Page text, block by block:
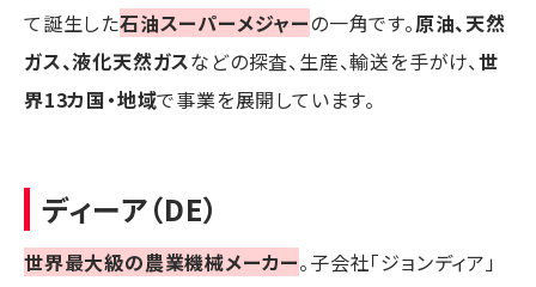
て誕生した石油スーパーメジャーの一角です。原油、天然
ガス、液化天然ガスなどの探査、生産、輸送を手がけ、世
界13カ国・地域で事業を展開しています。
ディーア（DE）
世界最大級の農業機械メーカー。子会社「ジョンディア」